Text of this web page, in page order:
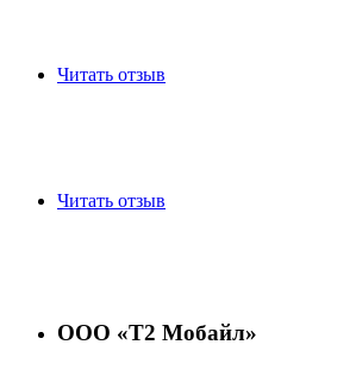
Читать отзыв
Читать отзыв
ООО «Т2 Мобайл»